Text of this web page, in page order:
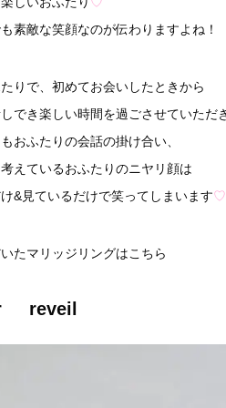
素敵な笑顔なのが伝わりますよね！
りで、初めてお会いしたときから
でき楽しい時間を過ごさせていただ
おふたりの会話の掛け合い、
えているおふたりのニヤリ顔は
&見ているだけで笑ってしまいます♡
たマリッジリングはこちら
reveil